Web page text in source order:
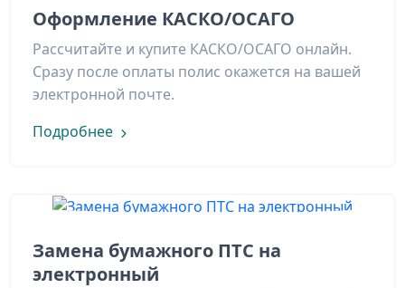
Оформление КАСКО/ОСАГО
Рассчитайте и купите КАСКО/ОСАГО онлайн.
Сразу после оплаты полис окажется на вашей
электронной почте.
Подробнее
Замена бумажного ПТС на
электронный